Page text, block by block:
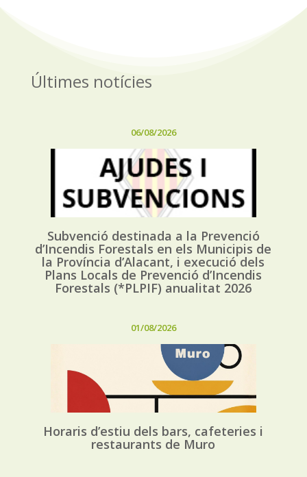
Últimes notícies
06/08/2026
Subvenció destinada a la Prevenció
d’Incendis Forestals en els Municipis de
la Província d’Alacant, i execució dels
Plans Locals de Prevenció d’Incendis
Forestals (*PLPIF) anualitat 2026
01/08/2026
Horaris d’estiu dels bars, cafeteries i
restaurants de Muro